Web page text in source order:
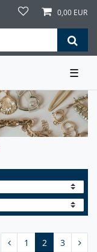
0,00 EUR
☰
1 2 3